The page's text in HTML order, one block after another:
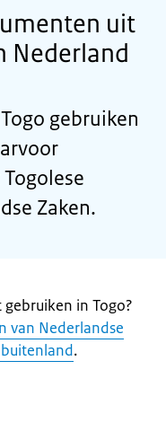
uit
Nederland
gebruiken
Zaken.
in Togo?
van Nederlandse
.